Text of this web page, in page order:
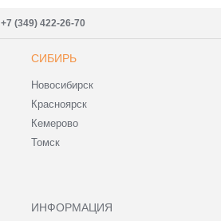
+7 (349) 422-26-70
СИБИРЬ
Новосибирск
Красноярск
Кемерово
Томск
ИНФОРМАЦИЯ